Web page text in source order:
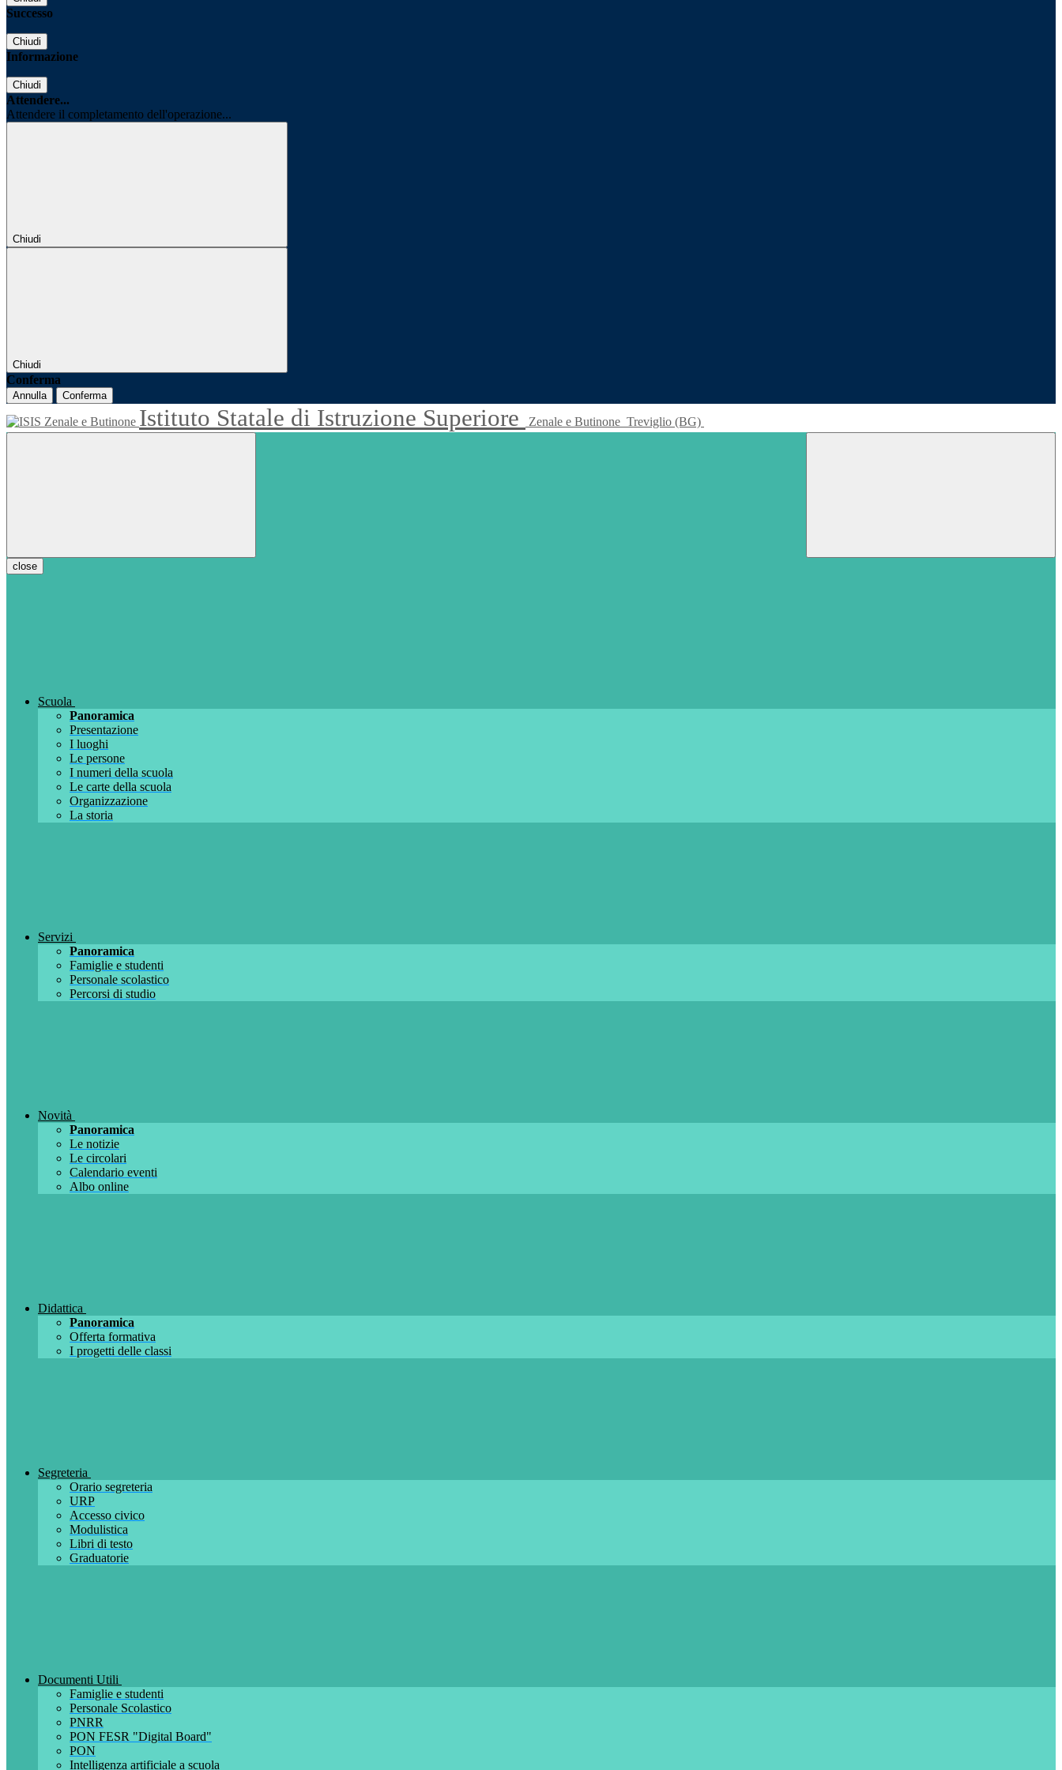
Successo
Chiudi
Informazione
Chiudi
Attendere...
Attendere il completamento dell'operazione...
Chiudi
Chiudi
Conferma
Annulla Conferma
Istituto Statale di Istruzione Superiore Zenale e Butinone Treviglio (BG)
close
Scuola
Panoramica
Presentazione
I luoghi
Le persone
I numeri della scuola
Le carte della scuola
Organizzazione
La storia
Servizi
Panoramica
Famiglie e studenti
Personale scolastico
Percorsi di studio
Novità
Panoramica
Le notizie
Le circolari
Calendario eventi
Albo online
Didattica
Panoramica
Offerta formativa
I progetti delle classi
Segreteria
Orario segreteria
URP
Accesso civico
Modulistica
Libri di testo
Graduatorie
Documenti Utili
Famiglie e studenti
Personale Scolastico
PNRR
PON FESR "Digital Board"
PON
Intelligenza artificiale a scuola